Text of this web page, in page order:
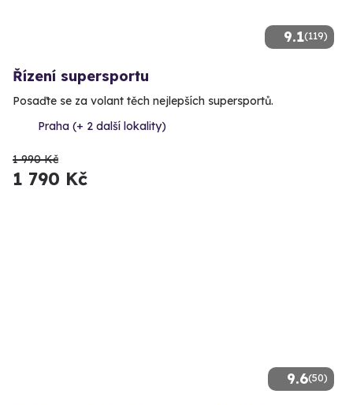
9.1(119)
Řízení supersportu
Posaďte se za volant těch nejlepších supersportů.
Praha (+ 2 další lokality)
1 990 Kč
1 790 Kč
9.6(50)